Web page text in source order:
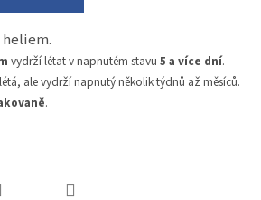
i heliem.
vydrží létat v napnutém stavu 5 a více dní.
ale vydrží napnutý několik týdnů až měsíců.
.